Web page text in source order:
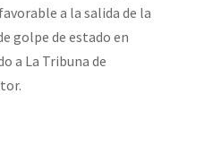
a la salida de la
golpe de estado en
a La Tribuna de